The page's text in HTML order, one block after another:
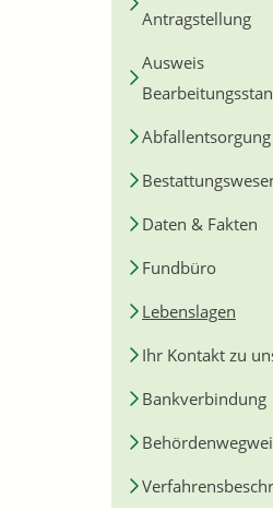
Antragstellung
Ausweis
Abfallentsorgung
Daten & Fakten
Fundbüro
Lebenslagen
Ihr Kontakt zu
Bankverbindung